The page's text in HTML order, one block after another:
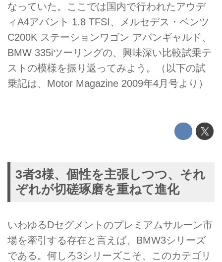
なっていた。ここでは国内で行われたアウデ
ィA4アバント 1.8 TFSI、メルセデス・ベンツ
C200K ステーションワゴン アバンギャルド、
BMW 335iツーリングの、興味深い比較試乗テ
ストの模様を振り返ってみよう。（以下の試
乗記は、Motor Magazine 2009年4月号より）
3者3様、個性を主張しつつ、それ
ぞれが切磋琢磨を重ねて進化
いわゆるDセグメントのプレミアムサルーン市
場を牽引する存在と言えば、BMW3シリーズ
である。何しろ3シリーズこそ、このカテゴリ